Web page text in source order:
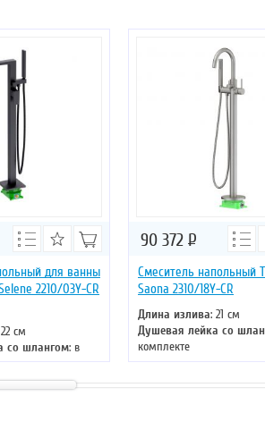
для ванны
2210/03Y-CR
см
со шлангом: в
Смеситель напольный
Saona 2310/18Y-CR
Длина излива: 21 см
Душевая лейка со
комплекте
Монтаж: напольный
90 372 Р